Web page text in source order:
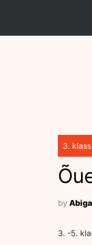
3. klass
by
3. -5.